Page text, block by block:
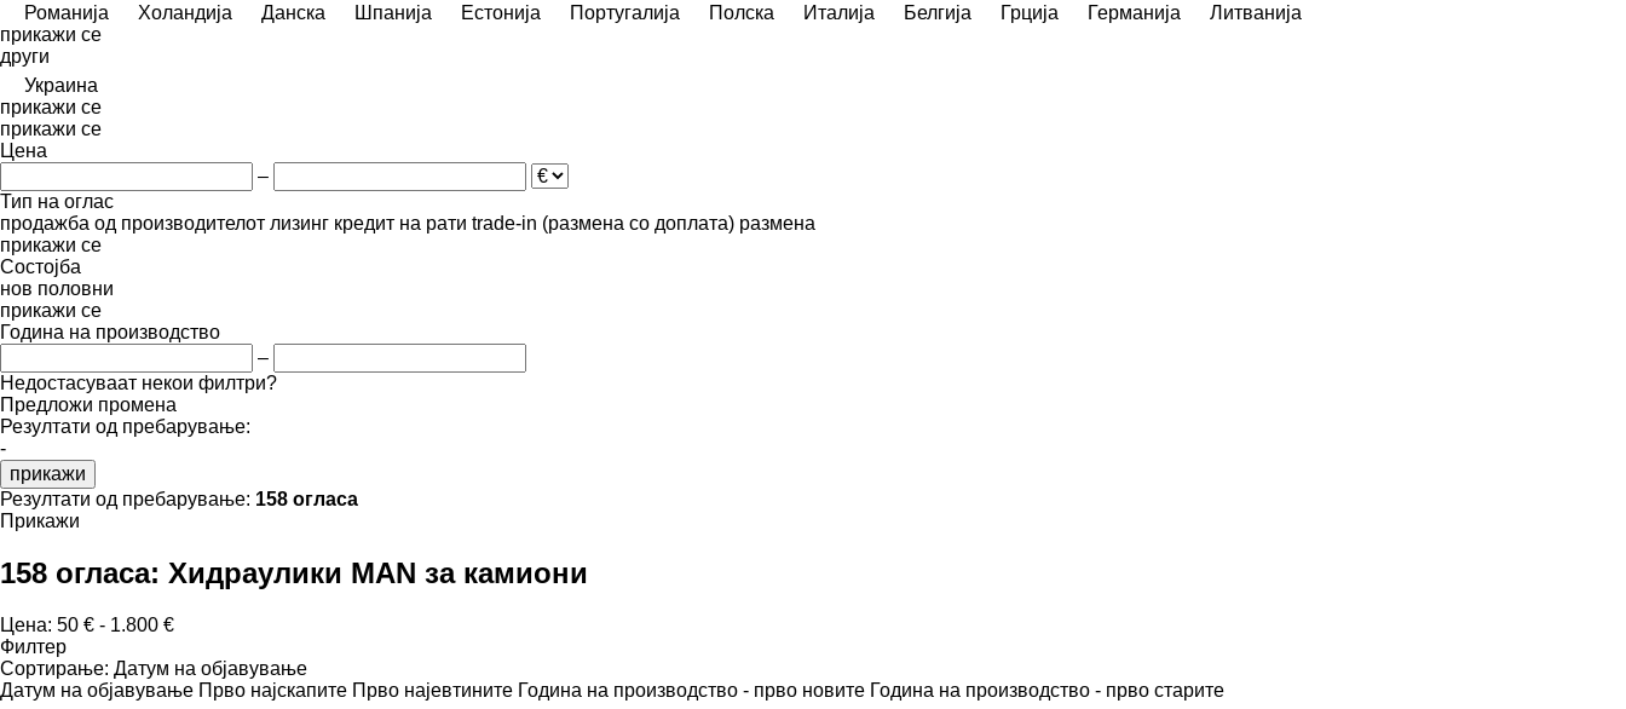
Романија
Холандија Данска Шпанија Естонија Португалија Полска Италија Белгија Грција Германија
Литванија
прикажи се
други
Украина
прикажи се
прикажи се
Цена
–
Тип на оглас
продажба од производителот лизинг кредит на рати trade-in (размена со доплата) размена
прикажи се
Состојба
нов половни
прикажи се
Година на производство
–
Недостасуваат некои филтри?
Предложи промена
Резултати од пребарување:
-
прикажи
Резултати од пребарување: 158 огласа
Прикажи
158 огласа: Хидраулики MAN за камиони
Цена: 50 € - 1.800 €
Филтер
Сортирање: Датум на објавување
Датум на објавување Прво најскапите Прво најевтините Година на производство - прво новите Година на производство - прво старите